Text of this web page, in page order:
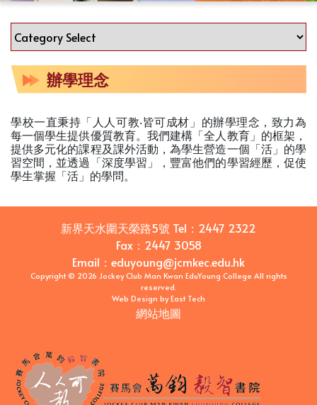
辦學理念
學校一直秉持「人人可教‧皆可成材」的辦學理念，致力為
每一個學生提供優質教育。我們建構「全人教育」的框架，
提供多元化的課程及課外活動，為學生營造一個「活」的學
習空間，並透過「深度學習」，豐富他們的學習經歷，促使
學生掌握「活」的學問。
新界天水圍天榮路5號 Tel： 2447 2322
Fax： 2447 3058
Email ： eduyoung@jcmkec.edu.hk
Copyright © 2026 Jockey Club Man Kwan EduYoung College All rights
reserved.
Web Design byEast Tech
網站地圖